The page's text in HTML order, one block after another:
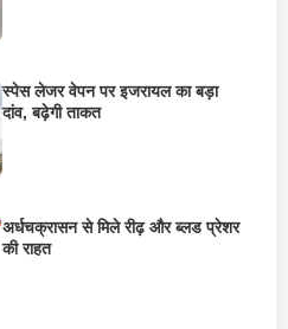
स्पेस लेजर वेपन पर इजरायल का बड़ा
दांव, बढ़ेगी ताकत
अर्धचक्रासन से मिले रीढ़ और ब्लड प्रेशर
की राहत